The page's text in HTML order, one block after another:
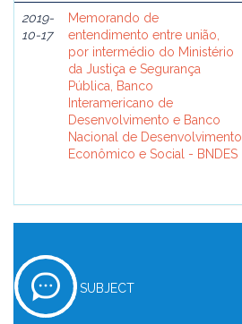
2019-
10-17
Memorando de
entendimento entre união,
por intermédio do Ministério
da Justiça e Segurança
Pública, Banco
Interamericano de
Desenvolvimento e Banco
Nacional de Desenvolvimento
Econômico e Social - BNDES
SUBJECT